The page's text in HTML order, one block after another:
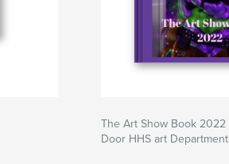
The Art Show Book 2022
Door HHS art Department